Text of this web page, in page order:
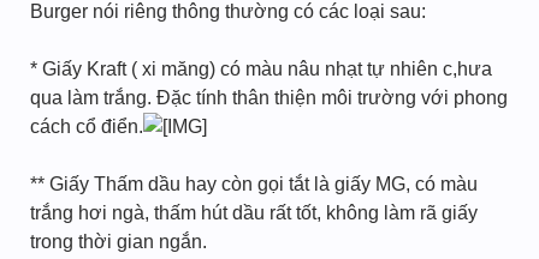
Burger nói riêng thông thường có các loại sau:
* Giấy Kraft ( xi măng) có màu nâu nhạt tự nhiên c,hưa
qua làm trắng. Đặc tính thân thiện môi trường với phong
cách cổ điển.
** Giấy Thấm dầu hay còn gọi tắt là giấy MG, có màu
trắng hơi ngà, thấm hút dầu rất tốt, không làm rã giấy
trong thời gian ngắn.